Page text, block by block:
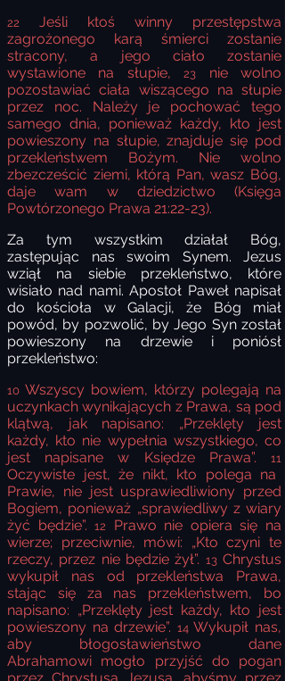
22
Jeśli ktoś winny przestępstwa
zagrożonego karą śmierci zostanie
stracony, a jego ciało zostanie
wystawione na słupie,23
nie wolno
pozostawiać ciała wiszącego na słupie
przez noc. Należy je pochować tego
samego dnia, ponieważ każdy, kto jest
powieszony na słupie, znajduje się pod
przekleństwem Bożym. Nie wolno
zbezcześcić ziemi, którą Pan, wasz Bóg,
daje wam w dziedzictwo (Księga
Powtórzonego Prawa 21:22-23).
Za tym wszystkim działał Bóg,
zastępując nas swoim Synem. Jezus
wziął na siebie przekleństwo, które
wisiało nad nami. Apostoł Paweł napisał
do kościoła w Galacji, że Bóg miał
powód, by pozwolić, by Jego Syn został
powieszony na drzewie i poniósł
przekleństwo:
10 Wszyscy bowiem, którzy polegają na
uczynkach wynikających z Prawa, są pod
klątwą, jak napisano: „Przeklęty jest
każdy, kto nie wypełnia wszystkiego, co
jest napisane w Księdze Prawa”. 11
Oczywiste jest, że nikt, kto polega na
Prawie, nie jest usprawiedliwiony przed
Bogiem, ponieważ „sprawiedliwy z wiary
żyć będzie”.12
Prawo nie opiera się na
wierze; przeciwnie, mówi: „Kto czyni te
rzeczy, przez nie będzie żył”. 13Chrystus
wykupił nas od przekleństwa Prawa,
stając się za nas przekleństwem, bo
napisano: „Przeklęty jest każdy, kto jest
powieszony na drzewie”. 14Wykupił nas,
aby błogosławieństwo dane
Abrahamowi mogło przyjść do pogan